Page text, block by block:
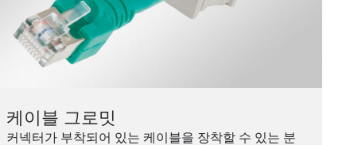
케이블 그로밋
커넥터가 부착되어 있는 케이블을 장착할 수 있는 분